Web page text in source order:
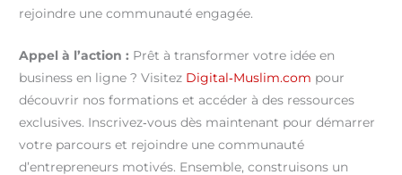
rejoindre une communauté engagée.
Appel à l’action : Prêt à transformer votre idée en
business en ligne ? Visitez Digital‑Muslim.com pour
découvrir nos formations et accéder à des ressources
exclusives. Inscrivez‑vous dès maintenant pour démarrer
votre parcours et rejoindre une communauté
d’entrepreneurs motivés. Ensemble, construisons un